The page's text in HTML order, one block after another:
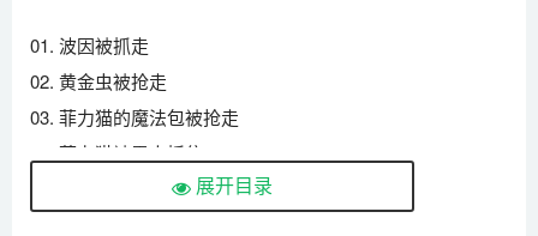
01. 波因被抓走
02. 黄金虫被抢走
03. 菲力猫的魔法包被抢走
04. 菲力猫被雪人抓住
05. 恩将仇报的精灵 展开目录